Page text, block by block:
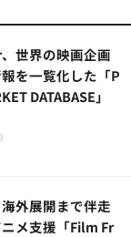
世界の映画企画
を一覧化した「P
DATABASE」
外展開まで伴走
メ支援「Film Fr